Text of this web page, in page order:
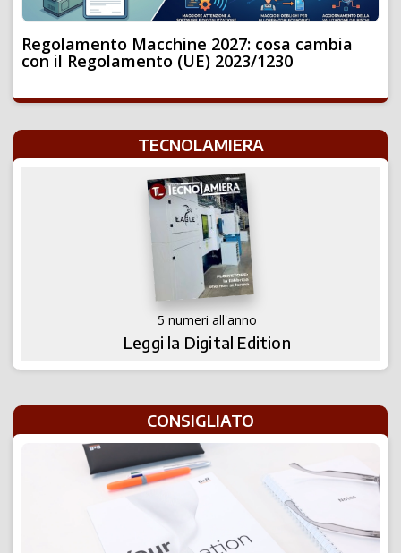
Regolamento Macchine 2027: cosa cambia
con il Regolamento (UE) 2023/1230
TECNOLAMIERA
5 numeri all'anno
Leggi la Digital Edition
CONSIGLIATO